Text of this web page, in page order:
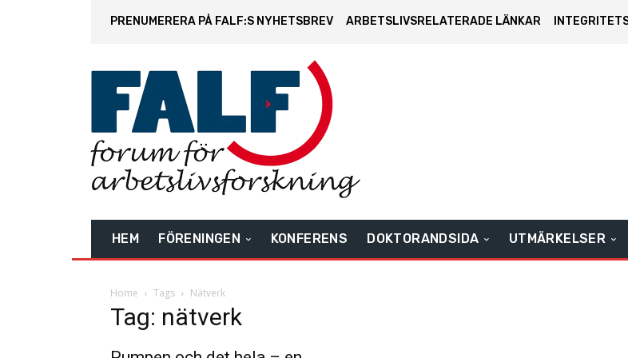
PRENUMERERA PÅ FALF:S NYHETSBREV ARBETSLIVSRELATERADE LÄNKAR
HEM FÖRENINGEN KONFERENS DOKTORANDSIDA UTMÄRKELSER
Home Tags Nätverk
Tag: nätverk